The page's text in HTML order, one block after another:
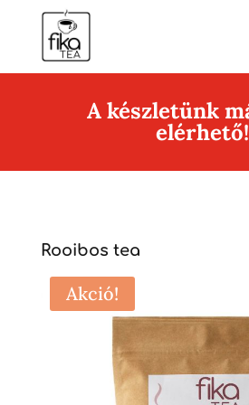
A készletünk
elérhető!
Rooibos tea
Akció!